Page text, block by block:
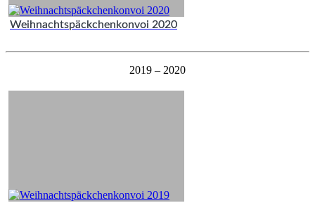
Weihnachtspäckchenkonvoi 2020
2019 – 2020